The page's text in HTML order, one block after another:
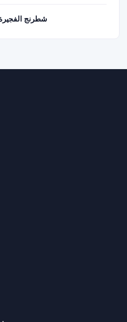
«شطرنج